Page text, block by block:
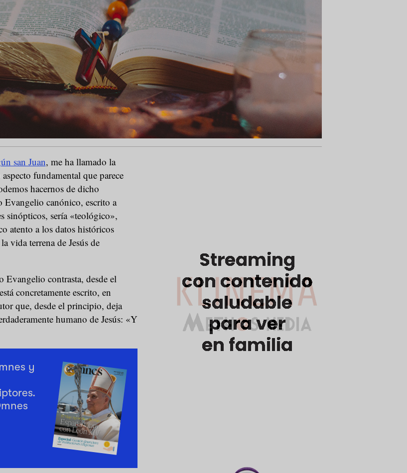
san Juan, me ha llamado la
fundamental que parece
hacernos de dicho
Evangelio canónico, escrito a
sinópticos, sería «teológico»,
atento a los datos históricos
vida terrena de Jesús de
Evangelio contrasta, desde el
concretamente escrito, en
que, desde el principio, deja
humano de Jesús: «Y
y